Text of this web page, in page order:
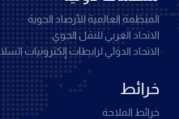
المنظمة العالمية للأرصاد الجوية
الاتحاد العربي للنقل الجوي
الاتحاد الدولي لرابطات إلكترونيات
خرائط
خرائط الملاحة